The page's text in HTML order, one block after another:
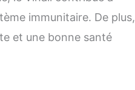
immunitaire. De plus,
et une bonne santé